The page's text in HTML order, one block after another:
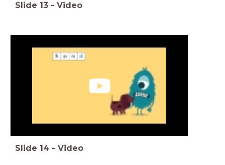
Slide 13 - Video
Slide 14 - Video